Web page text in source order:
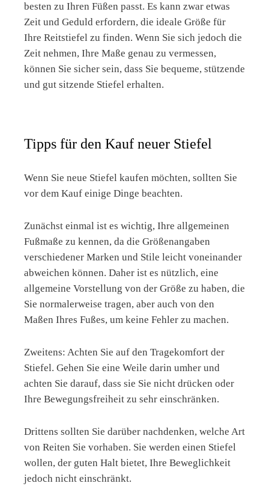
besten zu Ihren Füßen passt. Es kann zwar etwas
Zeit und Geduld erfordern, die ideale Größe für
Ihre Reitstiefel zu finden. Wenn Sie sich jedoch die
Zeit nehmen, Ihre Maße genau zu vermessen,
können Sie sicher sein, dass Sie bequeme, stützende
und gut sitzende Stiefel erhalten.
Tipps für den Kauf neuer Stiefel
Wenn Sie neue Stiefel kaufen möchten, sollten Sie
vor dem Kauf einige Dinge beachten.
Zunächst einmal ist es wichtig, Ihre allgemeinen
Fußmaße zu kennen, da die Größenangaben
verschiedener Marken und Stile leicht voneinander
abweichen können. Daher ist es nützlich, eine
allgemeine Vorstellung von der Größe zu haben, die
Sie normalerweise tragen, aber auch von den
Maßen Ihres Fußes, um keine Fehler zu machen.
Zweitens: Achten Sie auf den Tragekomfort der
Stiefel. Gehen Sie eine Weile darin umher und
achten Sie darauf, dass sie Sie nicht drücken oder
Ihre Bewegungsfreiheit zu sehr einschränken.
Drittens sollten Sie darüber nachdenken, welche Art
von Reiten Sie vorhaben. Sie werden einen Stiefel
wollen, der guten Halt bietet, Ihre Beweglichkeit
jedoch nicht einschränkt.